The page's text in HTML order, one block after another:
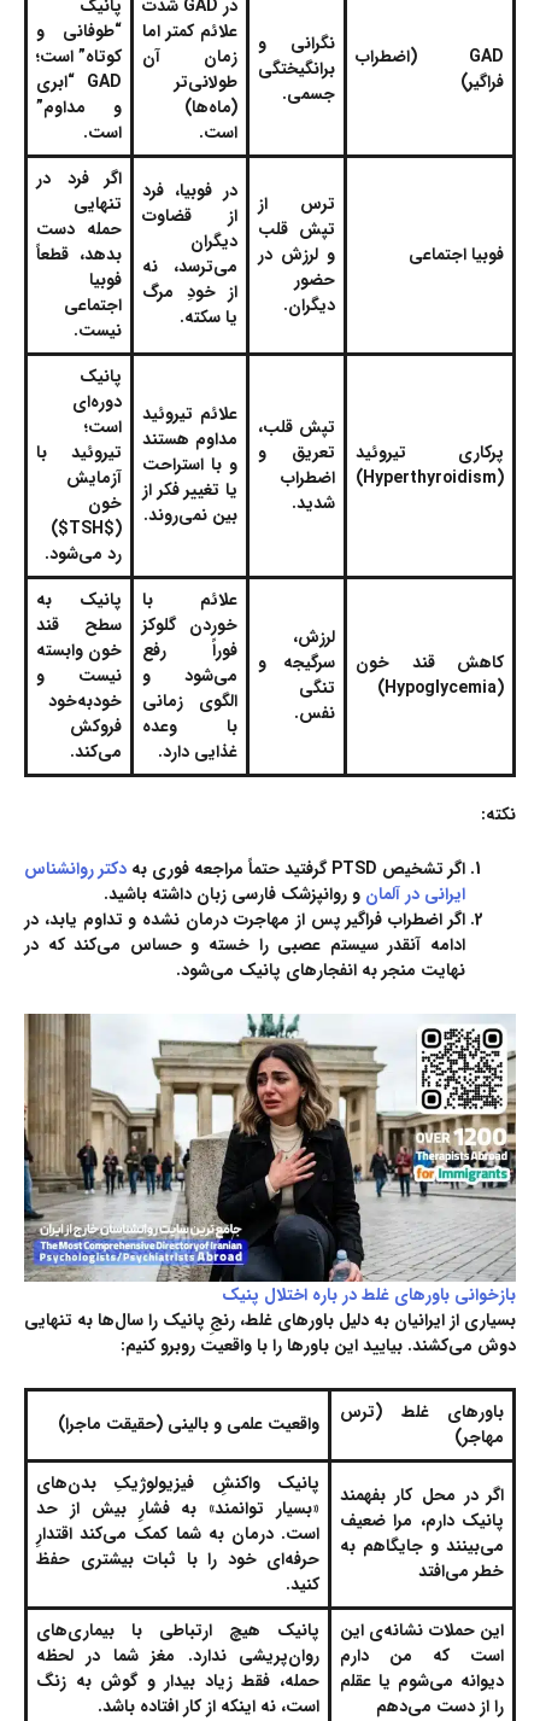
GAD (اضطراب
فراگیر)
نگرانی و
برانگیختگی
جسمی.
در GAD شدت
علائم کمتر اما
زمان آن
طولانی‌تر
(ماه‌ها)
است.
پانیک
“طوفانی و
کوتاه” است؛
GAD “ابری
و مداوم”
است.
فوبیا اجتماعی
ترس از
تپش قلب
و لرزش در
حضور
دیگران.
در فوبیا، فرد
از قضاوت
دیگران
می‌ترسد، نه
از خودِ مرگ
یا سکته.
اگر فرد در
تنهایی
حمله دست
بدهد، قطعاً
فوبیا
اجتماعی
نیست.
پرکاری تیروئید
(Hyperthyroidism
)
تپش قلب،
تعریق و
اضطراب
شدید.
علائم تیروئید
مداوم هستند
و با استراحت
یا تغییر فکر از
بین نمی‌روند.
پانیک
دوره‌ای
است؛
تیروئید با
آزمایش
خون
($TSH$)
رد می‌شود.
کاهش قند خون
(Hypoglycemia)
لرزش،
سرگیجه و
تنگی
نفس.
علائم با
خوردن گلوکز
فوراً رفع
می‌شود و
الگوی زمانی
با وعده
غذایی دارد.
پانیک به
سطح قند
خون وابسته
نیست و
خودبه‌خود
فروکش
می‌کند.
نکته:
اگر تشخیص PTSD گرفتید حتماً مراجعه فوری به
دکتر روانشناس
ایرانی در آلمان و روانپزشک فارسی زبان داشته باشید.
اگر اضطراب فراگیر پس از مهاجرت درمان نشده و تداوم یابد، در
ادامه آنقدر سیستم عصبی را خسته و حساس می‌کند که در
نهایت منجر به انفجارهای پانیک می‌شود.
بازخوانی باورهای غلط در باره اختلال پنیک
بسیاری از ایرانیان به دلیل باورهای غلط، رنجِ پانیک را سال‌ها به تنهایی
دوش می‌کشند. بیایید این باورها را با واقعیت روبرو کنیم:
باورهای غلط (ترس
مهاجر)
واقعیت علمی و بالینی (حقیقت ماجرا)
اگر در محل کار بفهمند
پانیک دارم، مرا ضعیف
می‌بینند و جایگاهم به
خطر می‌افتد
پانیک واکنشِ فیزیولوژیکِ بدن‌های
«بسیار توانمند» به فشارِ بیش از حد
است. درمان به شما کمک می‌کند اقتدارِ
حرفه‌ای خود را با ثبات بیشتری حفظ
کنید.
این حملات نشانه‌ی این
است که من دارم
دیوانه می‌شوم یا عقلم
را از دست می‌دهم
پانیک هیچ ارتباطی با بیماری‌های
روان‌پریشی ندارد. مغز شما در لحظه
حمله، فقط زیاد بیدار و گوش به زنگ
است، نه اینکه از کار افتاده باشد.